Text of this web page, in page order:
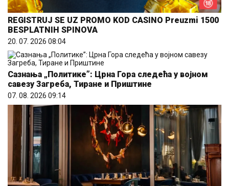
REGISTRUJ SE UZ PROMO KOD CASINO Preuzmi 1500
BESPLATNIH SPINOVA
20. 07. 2026 08:04
Сазнања „Политике”: Црна Гора следећа у војном
савезу Загреба, Тиране и Приштине
07. 08. 2026 09:14